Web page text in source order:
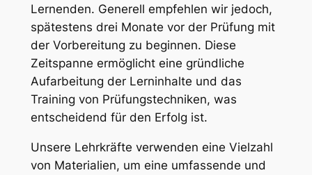
Lernenden. Generell empfehlen wir jedoch,
spätestens drei Monate vor der Prüfung mit
der Vorbereitung zu beginnen. Diese
Zeitspanne ermöglicht eine gründliche
Aufarbeitung der Lerninhalte und das
Training von Prüfungstechniken, was
entscheidend für den Erfolg ist.
Unsere Lehrkräfte verwenden eine Vielzahl
von Materialien, um eine umfassende und